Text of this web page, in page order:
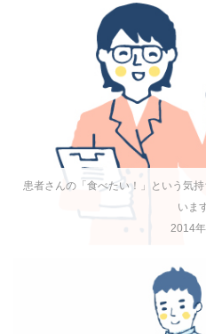
患者さんの「食べたい！」という気
いま
2014